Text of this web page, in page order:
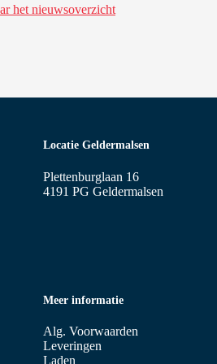
het nieuwsoverzicht
Meer informatie
Alg. Voorwaarden
Leveringen
Laden
Locatie Geldermalsen
Plettenburglaan 16
4191 PG Geldermalsen